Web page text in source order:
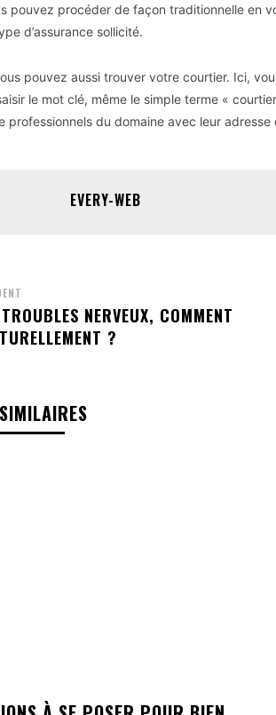
pouvez procéder de façon traditionnelle en
d’assurance sollicité.
pouvez aussi trouver votre courtier. Ici,
le mot clé, même le simple terme «
professionnels du domaine avec leur adresse
EVERY-WEB
NERVEUX, COMMENT
?